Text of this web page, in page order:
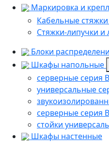
Маркировка и
Кабельные
Стяжки-липучки и
Блоки
Шкафы напольные
серверные серия
универсальные
серверные серия
стойки
Шкафы настенные